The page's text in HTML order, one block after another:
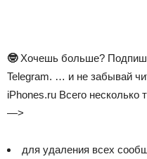
🤓Хочешь больше?
Telegram. … и не забывай
iPhones.ru Всего несколько
—>
для удаления всех